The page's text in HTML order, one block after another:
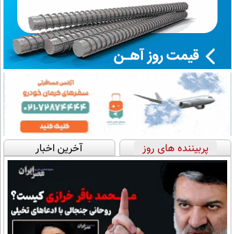
پربیننده های روز آخرین اخبار